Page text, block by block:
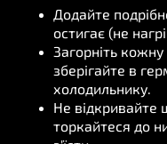
Додайте
остигає (не
Загорніть
зберігайте в
холодильнику.
Не відкривайте
торкайтеся до